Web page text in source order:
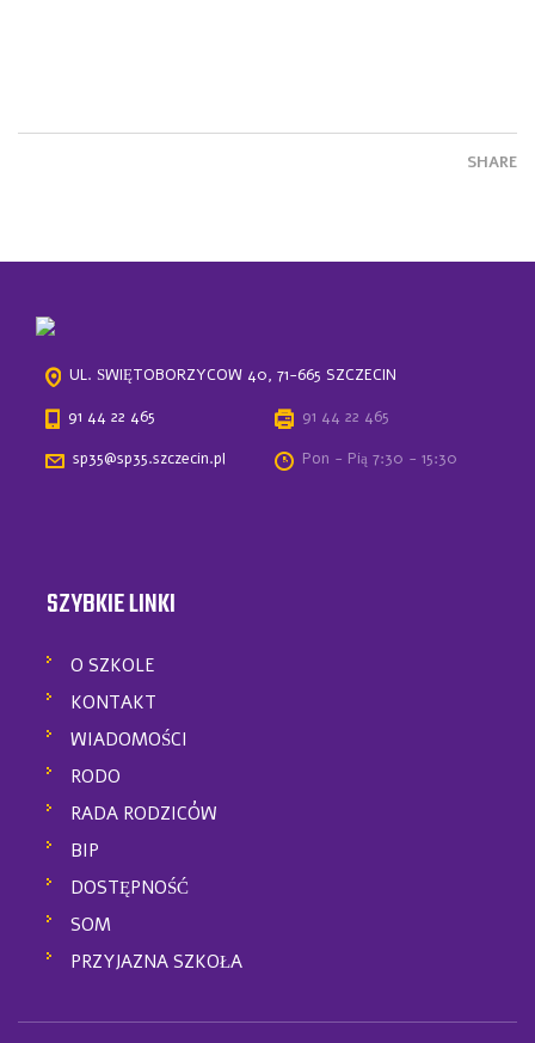
SHARE
UL. ŚWIĘTOBORZYCÓW 40, 71-665 SZCZECIN
91 44 22 465
91 44 22 465
sp35@sp35.szczecin.pl
Pon - Pią 7:30 - 15:30
SZYBKIE LINKI
O SZKOLE
KONTAKT
WIADOMOŚCI
RODO
RADA RODZICÓW
BIP
DOSTĘPNOŚĆ
SOM
PRZYJAZNA SZKOŁA